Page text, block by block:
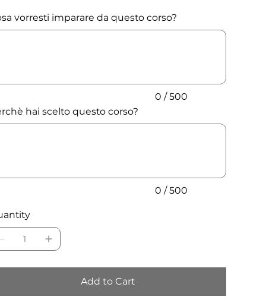
vorresti imparare da questo corso?
0 / 500
hai scelto questo corso?
0 / 500
Add to Cart